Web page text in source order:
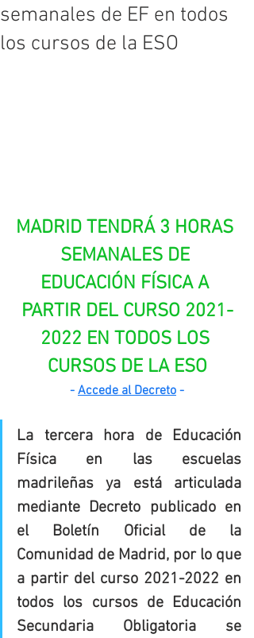
semanales de EF en todos
los cursos de la ESO
MADRID TENDRÁ 3 HORAS
SEMANALES DE
EDUCACIÓN FÍSICA A
PARTIR DEL CURSO 2021-
2022 EN TODOS LOS
CURSOS DE LA ESO
- Accede al Decreto -
La tercera hora de Educación
Física en las escuelas
madrileñas ya está articulada
mediante Decreto publicado en
el Boletín Oficial de la
Comunidad de Madrid, por lo que
a partir del curso 2021-2022 en
todos los cursos de Educación
Secundaria Obligatoria se